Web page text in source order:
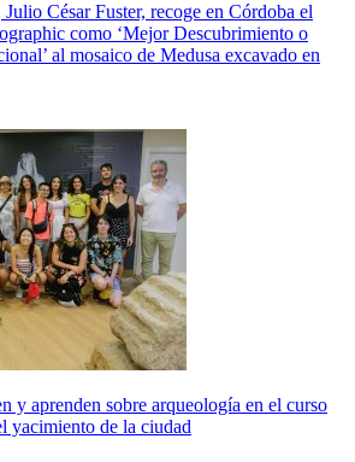
César Fuster, recoge en Córdoba el
como ‘Mejor Descubrimiento o
al mosaico de Medusa excavado en
y aprenden sobre arqueología en el curso
yacimiento de la ciudad